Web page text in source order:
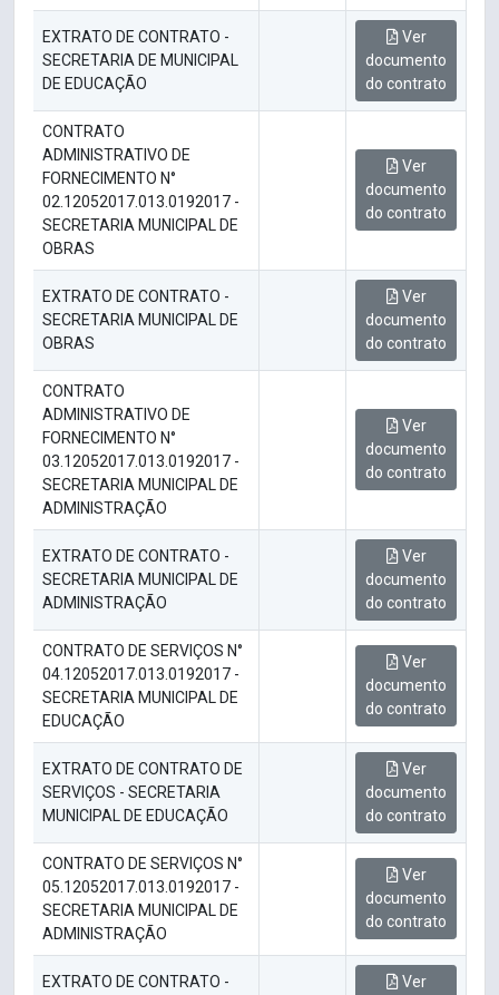
EXTRATO DE CONTRATO -
SECRETARIA DE MUNICIPAL
DE EDUCAÇÃO
Ver
documento
do contrato
CONTRATO
ADMINISTRATIVO DE
FORNECIMENTO N°
02.12052017.013.0192017 -
SECRETARIA MUNICIPAL DE
OBRAS
Ver
documento
do contrato
EXTRATO DE CONTRATO -
SECRETARIA MUNICIPAL DE
OBRAS
Ver
documento
do contrato
CONTRATO
ADMINISTRATIVO DE
FORNECIMENTO N°
03.12052017.013.0192017 -
SECRETARIA MUNICIPAL DE
ADMINISTRAÇÃO
Ver
documento
do contrato
EXTRATO DE CONTRATO -
SECRETARIA MUNICIPAL DE
ADMINISTRAÇÃO
Ver
documento
do contrato
CONTRATO DE SERVIÇOS N°
04.12052017.013.0192017 -
SECRETARIA MUNICIPAL DE
EDUCAÇÃO
Ver
documento
do contrato
EXTRATO DE CONTRATO DE
SERVIÇOS - SECRETARIA
MUNICIPAL DE EDUCAÇÃO
Ver
documento
do contrato
CONTRATO DE SERVIÇOS N°
05.12052017.013.0192017 -
SECRETARIA MUNICIPAL DE
ADMINISTRAÇÃO
Ver
documento
do contrato
EXTRATO DE CONTRATO -
Ver